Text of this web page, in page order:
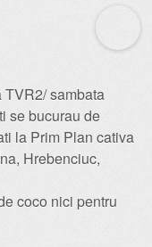
TVR2/ sambata
se bucurau de
la Prim Plan cativa
Hrebenciuc,
coco nici pentru